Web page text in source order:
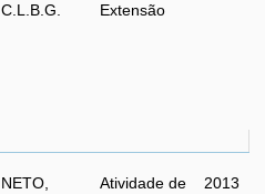
C.L.B.G.
Extensão
NETO,
Atividade de
2013